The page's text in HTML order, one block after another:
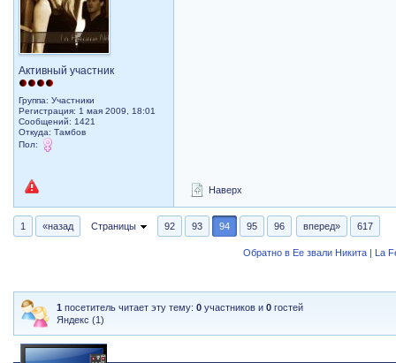
Активный участник
Группа: Участники
Регистрация: 1 мая 2009, 18:01
Сообщений: 1421
Откуда: Тамбов
Пол:
Наверх
1 «назад Страницы 92 93 94 95 96 вперед» 617
Обратно в Ее звали Никита | La
1 посетитель читает эту тему:0 участников и0 гостей
Яндекс (1)